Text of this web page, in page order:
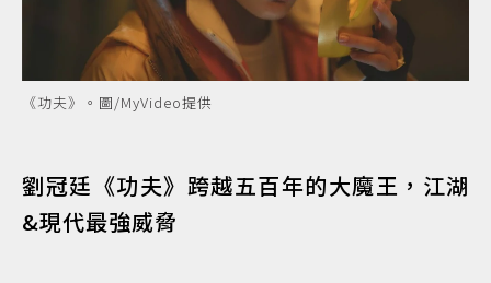
《功夫》。圖/MyVideo提供
劉冠廷《功夫》跨越五百年的大魔王，江湖
&現代最強威脅